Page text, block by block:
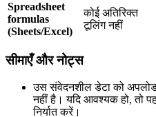
Spreadsheet
formulas
(Sheets/Excel)
कोई अतिरिक्त
टूलिंग नहीं
सीमाएँ और नोट्स
उस संवेदनशील डेटा को
नहीं है। यदि आवश्यक हो, तो
निर्यात करें।